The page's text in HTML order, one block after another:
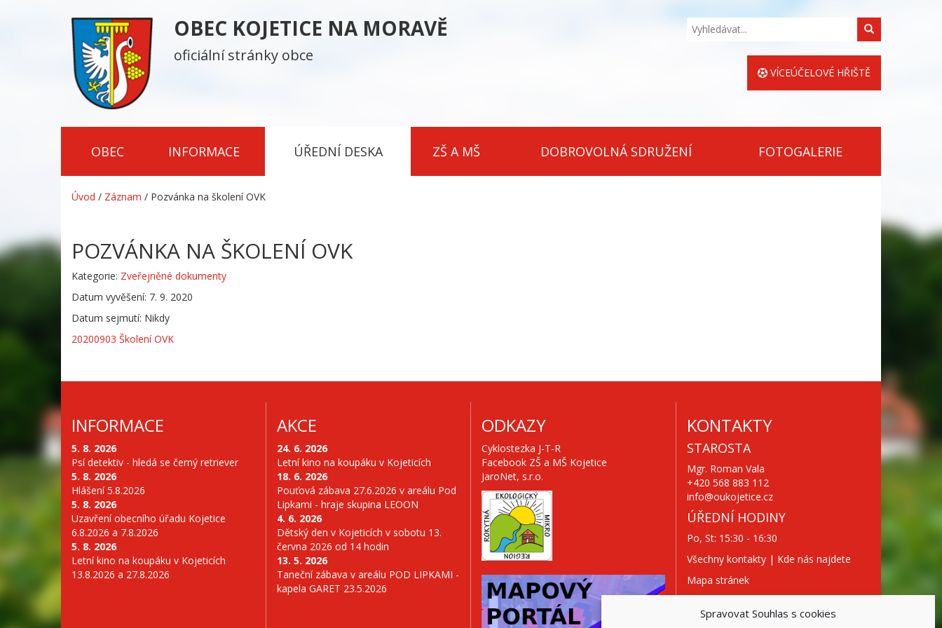
Spravovat Souhlas s cookies
OBEC KOJETICE NA MORAVĚ
oficiální stránky obce
Hledat
VÍCEÚČELOVÉ HŘIŠTĚ
OBEC INFORMACE ÚŘEDNÍ DESKA ZŠ A MŠ DOBROVOLNÁ SDRUŽENÍ FOTOGALERIE
Úvod / Záznam / Pozvánka na školení OVK
POZVÁNKA NA ŠKOLENÍ OVK
Kategorie: Zveřejněné dokumenty
Datum vyvěšení: 7. 9. 2020
Datum sejmutí: Nikdy
20200903 Školení OVK
INFORMACE
5. 8. 2026
Psí detektiv - hledá se černý retriever
5. 8. 2026
Hlášení 5.8.2026
5. 8. 2026
Uzavření obecního úřadu Kojetice
6.8.2026 a 7.8.2026
5. 8. 2026
Letní kino na koupáku v Kojeticích
13.8.2026 a 27.8.2026
AKCE
24. 6. 2026
Letní kino na koupáku v Kojeticích
18. 6. 2026
Pouťová zábava 27.6.2026 v areálu Pod
Lipkami - hraje skupina LEOON
4. 6. 2026
Dětský den v Kojeticích v sobotu 13.
června 2026 od 14 hodin
13. 5. 2026
Taneční zábava v areálu POD LIPKAMI -
kapela GARET 23.5.2026
ODKAZY
Cyklostezka J-T-R
Facebook ZŠ a MŠ Kojetice
JaroNet, s.r.o.
KONTAKTY
STAROSTA
Mgr. Roman Vala
+420 568 883 112
info@oukojetice.cz
ÚŘEDNÍ HODINY
Po, St: 15:30 - 16:30
Všechny kontakty | Kde nás najdete
Mapa stránek